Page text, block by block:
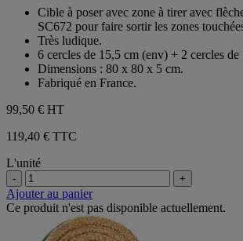
étoiles.
Cible à poser avec zone à tirer avec
SC672 pour faire sortir les zones
Très ludique.
6 cercles de 15,5 cm (env) + 2 cercles
Dimensions : 80 x 80 x 5 cm.
Fabriqué en France.
99,50 € HT
119,40 € TTC
L'unité
- +
Ajouter au panier
Ce produit n'est pas disponible actuellement.